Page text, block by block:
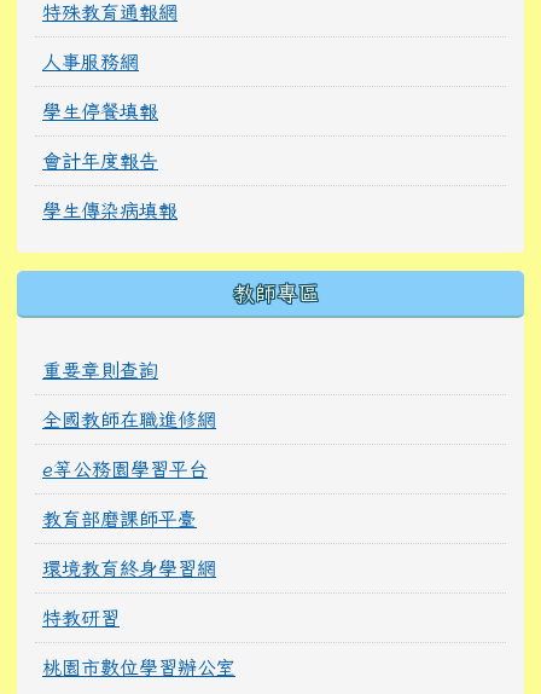
特殊教育通報網
人事服務網
學生停餐填報
會計年度報告
學生傳染病填報
教師專區
重要章則查詢
全國教師在職進修網
e等公務園學習平台
教育部磨課師平臺
環境教育終身學習網
特教研習
桃園市數位學習辦公室